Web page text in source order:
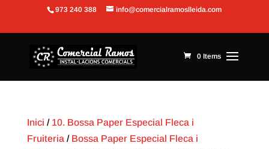
Obre la barra d'eines
973 240 388 info@comercialramoslleida.com
0 Items
Inici / 10. Bossa Paper Especial Fleca i
Fruiteria / Bossa Paper Especial Fleca i